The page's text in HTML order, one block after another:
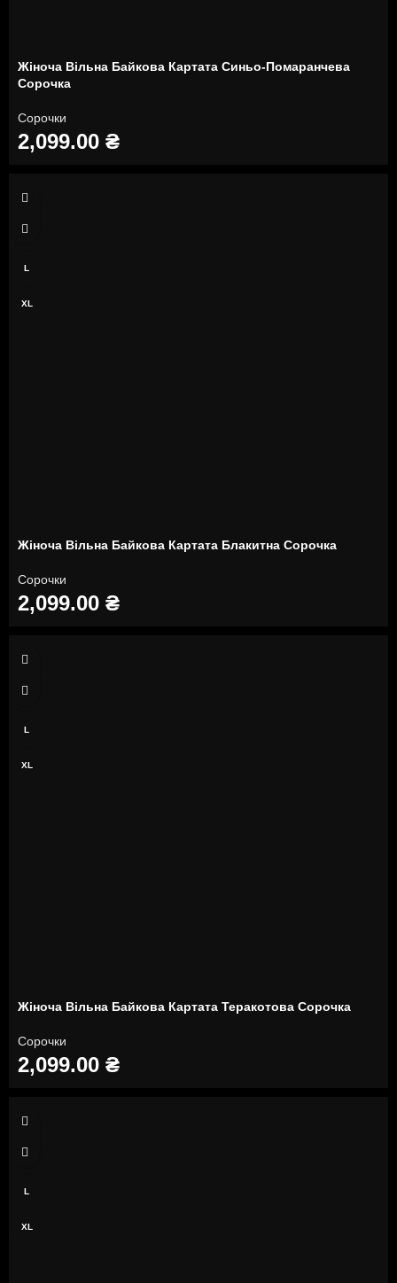
Жіноча Вільна Байкова Картата Синьо-Помаранчева
Сорочка
Сорочки
2,099.00 ₴
S
M
L
XL
Жіноча Вільна Байкова Картата Блакитна Сорочка
Сорочки
2,099.00 ₴
S
M
L
XL
Жіноча Вільна Байкова Картата Теракотова Сорочка
Сорочки
2,099.00 ₴
S
M
L
XL